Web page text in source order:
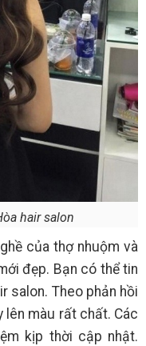
hair salon
của thợ nhuộm và
đẹp. Bạn có thể tin
salon. Theo phản hồi
lên màu rất chất. Các
kịp thời cập nhật.